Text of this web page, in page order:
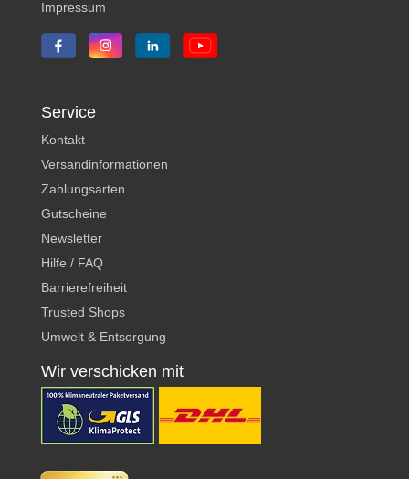
Impressum
Service
Kontakt
Versandinformationen
Zahlungsarten
Gutscheine
Newsletter
Hilfe / FAQ
Barrierefreiheit
Trusted Shops
Umwelt & Entsorgung
Wir verschicken mit